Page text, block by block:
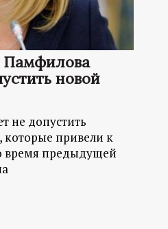
новой
не допустить
привели к
время предыдущей